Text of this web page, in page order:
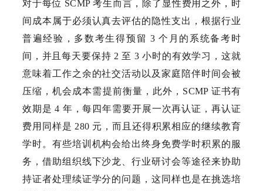
对于每位 SCMP 考生而言，除了显性费用之外，时
间成本属于必须认真去评估的隐性支出，根据行业
普遍经验，多数考生得预留 3 个月的系统备考时
间，并且每天要保持 2 至 3 小时的有效学习，这就
意味着工作之余的社交活动以及家庭陪伴时间会被
压缩，机会成本需提前衡量，此外，SCMP 证书有
效期是 4 年，每四年需要开展一次再认证，再认证
费用同样是 280 元，而且还得积累相应的继续教育
学时。有些培训机构会给出终身免费学时积累的服
务，借助组织线下沙龙、行业研讨会等途径来协助
持证者处理续证学分的问题，这同样也是在挑选培